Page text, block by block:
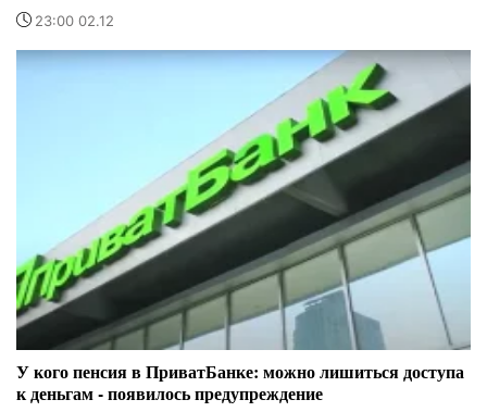
23:00 02.12
У кого пенсия в ПриватБанке: можно лишиться доступа
к деньгам - появилось предупреждение